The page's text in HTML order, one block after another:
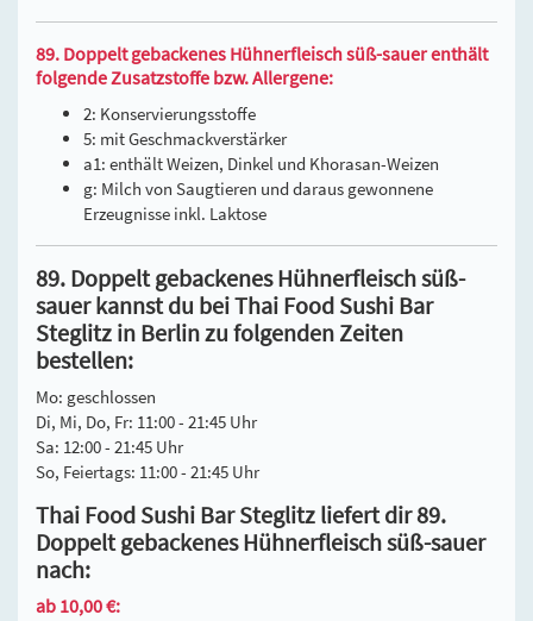
89. Doppelt gebackenes Hühnerfleisch süß-sauer enthält
folgende Zusatzstoffe bzw. Allergene:
2: Konservierungsstoffe
5: mit Geschmackverstärker
a1: enthält Weizen, Dinkel und Khorasan-Weizen
g: Milch von Saugtieren und daraus gewonnene
Erzeugnisse inkl. Laktose
89. Doppelt gebackenes Hühnerfleisch süß-
sauer kannst du bei Thai Food Sushi Bar
Steglitz in Berlin zu folgenden Zeiten
bestellen:
Mo: geschlossen
Di, Mi, Do, Fr: 11:00 - 21:45 Uhr
Sa: 12:00 - 21:45 Uhr
So, Feiertags: 11:00 - 21:45 Uhr
Thai Food Sushi Bar Steglitz liefert dir 89.
Doppelt gebackenes Hühnerfleisch süß-sauer
nach:
ab 10,00 €: